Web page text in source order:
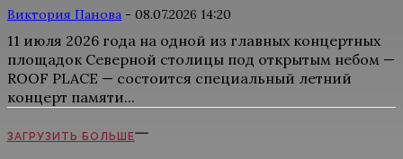
Виктория Панова - 08.07.2026 14:20
11 июля 2026 года на одной из главных концертных
площадок Северной столицы под открытым небом —
ROOF PLACE — состоится специальный летний
концерт памяти...
ЗАГРУЗИТЬ БОЛЬШЕ